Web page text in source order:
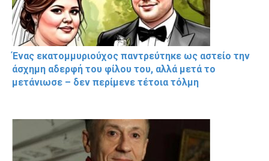
Ένας εκατομμυριούχος παντρεύτηκε ως αστείο την
άσχημη αδερφή του φίλου του, αλλά μετά το
μετάνιωσε – δεν περίμενε τέτοια τόλμη